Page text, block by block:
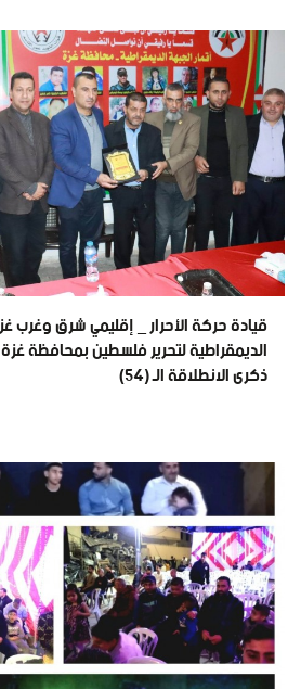
قيادة حركة الأحرار _ إقليمي شرق وغرب
الديمقراطية لتحرير فلسطين بمحافظة
ذكرى الانطلاقة الـ (54)